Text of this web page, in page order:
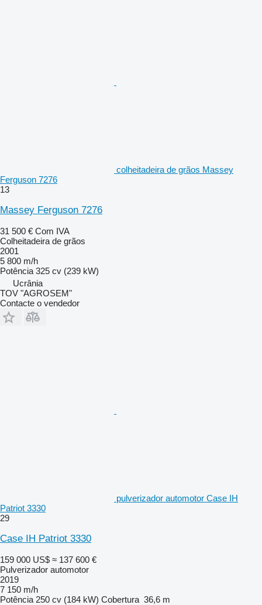
colheitadeira de grãos Massey
Ferguson 7276
13
Massey Ferguson 7276
31 500 € Com IVA
Colheitadeira de grãos
2001
5 800 m/h
Potência 325 cv (239 kW)
Ucrânia
TOV "AGROSEM"
Contacte o vendedor
pulverizador automotor Case IH
Patriot 3330
29
Case IH Patriot 3330
159 000 US$ ≈ 137 600 €
Pulverizador automotor
2019
7 150 m/h
Potência 250 cv (184 kW) Cobertura 36,6 m